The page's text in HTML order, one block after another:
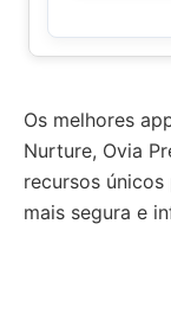
Os melhores
Nurture, Ovia
recursos
mais segura e